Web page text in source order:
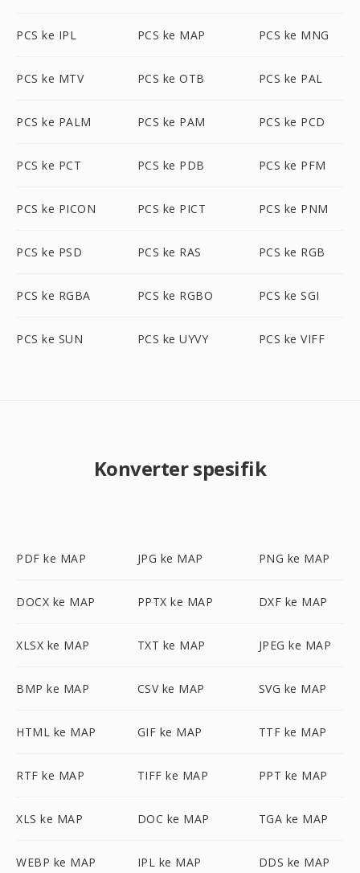
PCS ke IPL PCS ke MAP PCS ke MNG
PCS ke MTV PCS ke OTB PCS ke PAL
PCS ke PALM PCS ke PAM PCS ke PCD
PCS ke PCT PCS ke PDB PCS ke PFM
PCS ke PICON PCS ke PICT PCS ke PNM
PCS ke PSD PCS ke RAS PCS ke RGB
PCS ke RGBA PCS ke RGBO PCS ke SGI
PCS ke SUN PCS ke UYVY PCS ke VIFF
Konverter spesifik
PDF ke MAP JPG ke MAP PNG ke MAP
DOCX ke MAP PPTX ke MAP DXF ke MAP
XLSX ke MAP TXT ke MAP JPEG ke MAP
BMP ke MAP CSV ke MAP SVG ke MAP
HTML ke MAP GIF ke MAP TTF ke MAP
RTF ke MAP TIFF ke MAP PPT ke MAP
XLS ke MAP DOC ke MAP TGA ke MAP
WEBP ke MAP IPL ke MAP DDS ke MAP